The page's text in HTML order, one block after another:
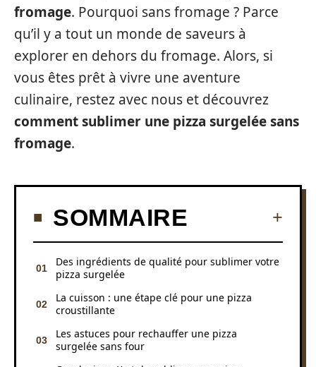
fromage. Pourquoi sans fromage ? Parce
qu’il y a tout un monde de saveurs à
explorer en dehors du fromage. Alors, si
vous êtes prêt à vivre une aventure
culinaire, restez avec nous et découvrez
comment sublimer une pizza surgelée sans
fromage.
SOMMAIRE
Des ingrédients de qualité pour sublimer votre
pizza surgelée
La cuisson : une étape clé pour une pizza
croustillante
Les astuces pour rechauffer une pizza
surgelée sans four